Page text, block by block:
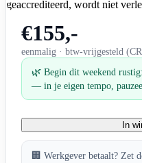
€155,-
eenmalig · btw-vrijgesteld
🌿 Begin dit weekend
— in je eigen tempo,
In
🏢 Werkgever betaalt? Zet